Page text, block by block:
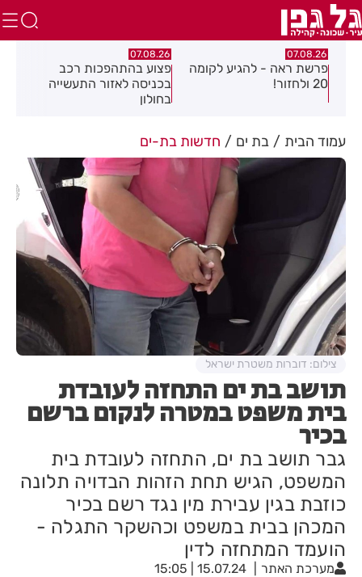
07.08.26
פרשת ראה - להגיע לקומה
20 ולחזור!
07.08.26
פצוע בהתהפכות רכב
בכניסה לאזור התעשייה
בחולון
עמוד הבית בת ים חדשות בת-ים
תושב בת ים התחזה לעובדת
בית משפט במטרה לנקום ברשם
בכיר
גבר תושב בת ים, התחזה לעובדת בית
המשפט, הגיש תחת הזהות הבדויה תלונה
כוזבת בגין עבירת מין נגד רשם בכיר
המכהן בבית במשפט וכהשקר התגלה -
הועמד המתחזה לדין
מערכת האתר 15.07.24 | 15:05
צילום: דוברות משטרת ישראל